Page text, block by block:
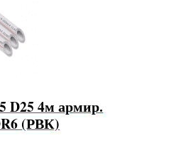
D25 4м армир.
(РВК)